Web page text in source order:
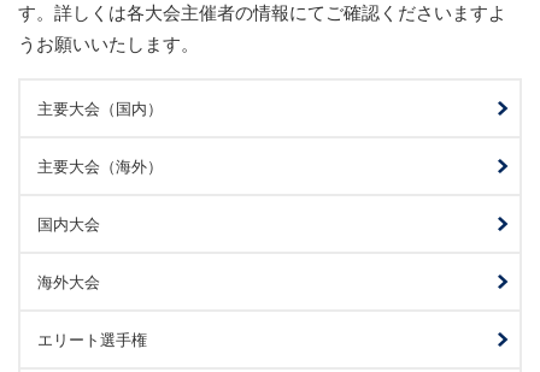
す。詳しくは各大会主催者の情報にてご確認くださいますよ
うお願いいたします。
主要大会（国内）
主要大会（海外）
国内大会
海外大会
エリート選手権